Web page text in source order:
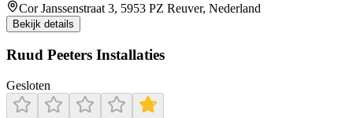
Cor Janssenstraat 3, 5953 PZ Reuver, Nederland
Bekijk details
Ruud Peeters Installaties
Gesloten